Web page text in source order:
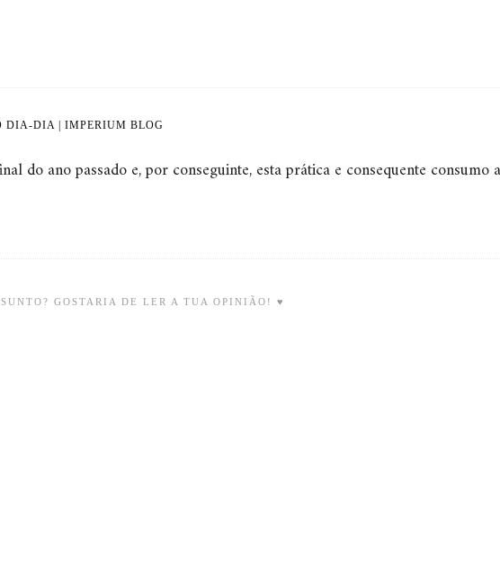
DIA-DIA | IMPERIUM BLOG
do ano passado e, por conseguinte, esta prática e consequente
GOSTARIA DE LER A TUA OPINIÃO! ♥